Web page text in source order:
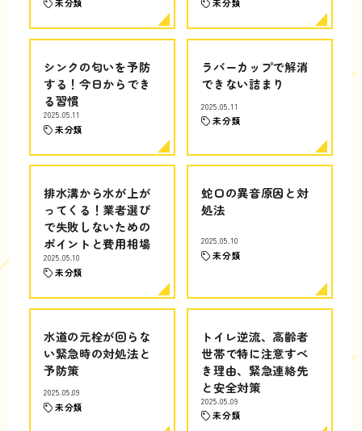
未分類 未分類
シンクの匂いを予防
する！今日からでき
る習慣
2025.05.11
未分類
ラバーカップで解消
できない詰まり
2025.05.11
未分類
排水溝から水が上が
ってくる！業者選び
で失敗しないための
ポイントと費用相場
2025.05.10
未分類
蛇口の異音原因と対
処法
2025.05.10
未分類
水道の元栓が回らな
い緊急時の対処法と
予防策
2025.05.09
未分類
トイレ逆流、高齢者
世帯で特に注意すべ
き理由、緊急連絡先
と安全対策
2025.05.09
未分類